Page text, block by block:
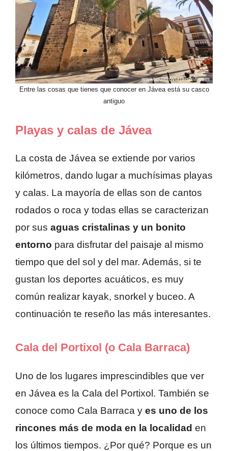
Entre las cosas que tienes que conocer en Jávea está su casco
antiguo
Playas y calas de Jávea
La costa de Jávea se extiende por varios
kilómetros, dando lugar a muchísimas playas
y calas. La mayoría de ellas son de cantos
rodados o roca y todas ellas se caracterizan
por sus aguas cristalinas y un bonito
entorno para disfrutar del paisaje al mismo
tiempo que del sol y del mar. Además, si te
gustan los deportes acuáticos, es muy
común realizar kayak, snorkel y buceo. A
continuación te reseño las más interesantes.
Cala del Portixol (o Cala Barraca)
Uno de los lugares imprescindibles que ver
en Jávea es la Cala del Portixol. También se
conoce como Cala Barraca y es uno de los
rincones más de moda en la localidad en
los últimos tiempos. ¿Por qué? Porque es un